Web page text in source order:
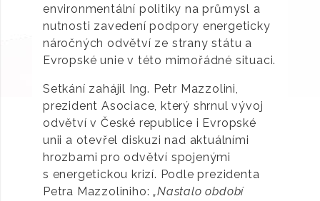
environmentální politiky na průmysl a
nutnosti zavedení podpory energeticky
náročných odvětví ze strany státu a
Evropské unie v této mimořádné situaci.
Setkání zahájil Ing. Petr Mazzolini,
prezident Asociace, který shrnul vývoj
odvětví v České republice i Evropské
unii a otevřel diskuzi nad aktuálními
hrozbami pro odvětví spojenými
s energetickou krizí. Podle prezidenta
Petra Mazzoliniho:„Nastalo období